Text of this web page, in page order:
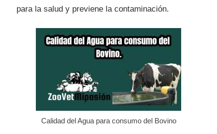
para la salud y previene la contaminación.
Calidad del Agua para consumo del Bovino